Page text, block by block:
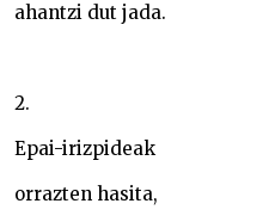
ahantzi dut jada.
2.
Epai-irizpideak
orrazten hasita,